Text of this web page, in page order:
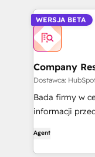
WERSJA BETA
Company
Dostawca:
Bada firmy w
informacji
Agent